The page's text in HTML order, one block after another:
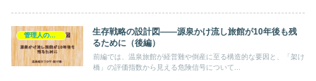
生存戦略の設計図――源泉かけ流し旅館が10年後も残
るために（後編）
前編では、温泉旅館が経営難や倒産に至る構造的な要因と、「架け
橋」の評価指数から見える危険信号について...